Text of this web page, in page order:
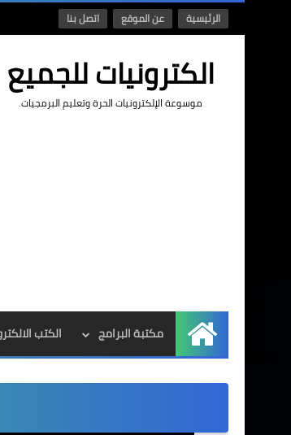
الرئيسية عن الموقع اتصل بنا
الكترونيات للجميع
موسوعة الإلكترونيات الحرة وتعليم البرمجيات.
الرئيسية
مكتبة البرامج الكتب